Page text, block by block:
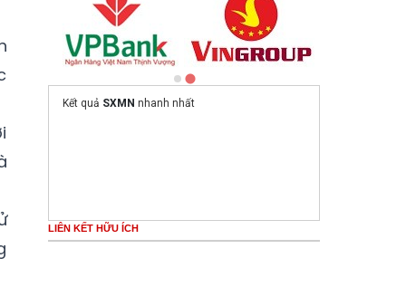
Kết quả SXMN nhanh nhất
LIÊN KẾT HỮU ÍCH